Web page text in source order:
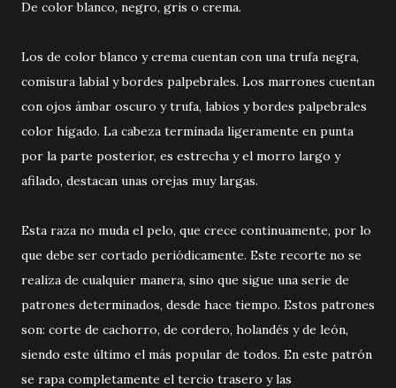
De color blanco, negro, gris o crema.
Los de color blanco y crema cuentan con una trufa negra,
comisura labial y bordes palpebrales. Los marrones cuentan
con ojos ámbar oscuro y trufa, labios y bordes palpebrales
color hígado. La cabeza terminada ligeramente en punta
por la parte posterior, es estrecha y el morro largo y
afilado, destacan unas orejas muy largas.
Esta raza no muda el pelo, que crece continuamente, por lo
que debe ser cortado periódicamente. Este recorte no se
realiza de cualquier manera, sino que sigue una serie de
patrones determinados, desde hace tiempo. Estos patrones
son: corte de cachorro, de cordero, holandés y de león,
siendo este último el más popular de todos. En este patrón
se rapa completamente el tercio trasero y las